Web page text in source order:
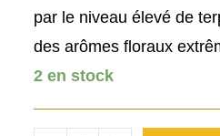
par le niveau élevé de
des arômes floraux
2 en stock